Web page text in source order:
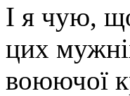
І я чую,
цих
воюючої